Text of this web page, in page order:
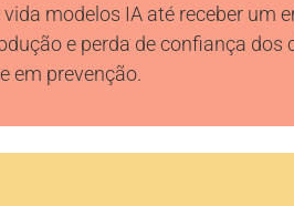
modelos IA até receber um
e perda de confiança dos
em prevenção.